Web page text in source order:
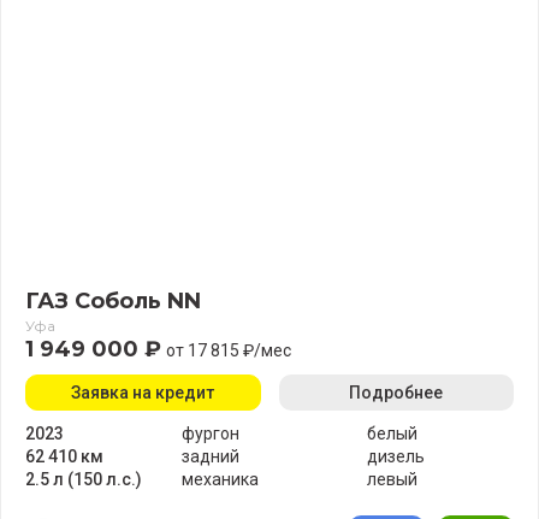
ГАЗ Соболь NN
Уфа
1 949 000 ₽ от 17 815 ₽/мес
2023
62 410 км
2.5 л (150 л.с.)
фургон
задний
механика
белый
дизель
левый
Заявка на кредит Подробнее